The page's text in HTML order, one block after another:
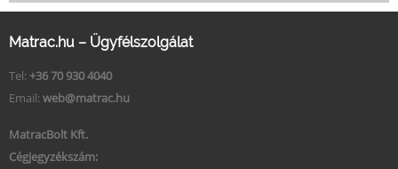
Matrac.hu – Ügyfélszolgálat
Tel: +36 70 930 4040
Email: web@matrac.hu
MatracBolt Kft.
Cégjegyzékszám: